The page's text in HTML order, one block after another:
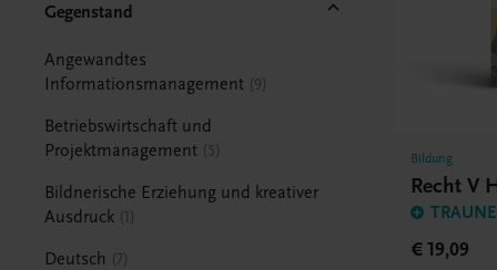
Gegenstand
Angewandtes
Informationsmanagement 9
Betriebswirtschaft und
Projektmanagement
5
Bildnerische Erziehung und kreativer
Ausdruck 1
Deutsch 7
Bildung
Recht V
€ 19,09